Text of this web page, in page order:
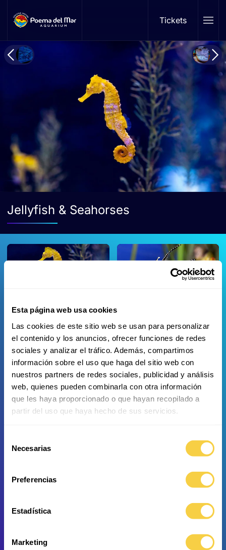
Esta página web usa cookies
Las cookies de este sitio web se usan para personalizar
el contenido y los anuncios, ofrecer funciones de redes
sociales y analizar el tráfico. Además, compartimos
información sobre el uso que haga del sitio web con
nuestros partners de redes sociales, publicidad y análisis
web, quienes pueden combinarla con otra información
que les haya proporcionado o que hayan recopilado a
partir del uso que haya hecho de sus servicios.
Necesarias
Preferencias
Estadística
Marketing
Skip to main content Tickets
Jellyfish & Seahorses
Longsnout Seahorse
Spotted Cardinal Spotted garden eel
Moon Jelly Blue Striped Cardinal Fish